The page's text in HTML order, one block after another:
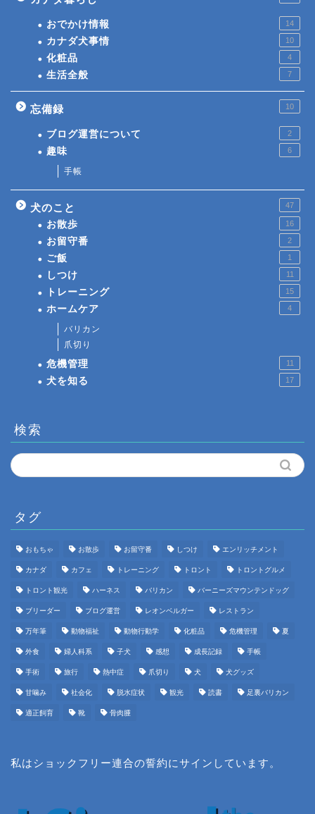
おでかけ情報 14
カナダ犬事情 10
化粧品 4
生活全般 7
忘備録 10
ブログ運営について 2
趣味 6
手帳
犬のこと 47
お散歩 16
お留守番 2
ご飯 1
しつけ 11
トレーニング 15
ホームケア 4
バリカン
爪切り
危機管理 11
犬を知る 17
検索
タグ
おもちゃ お散歩 お留守番 しつけ エンリッチメント
カナダ カフェ トレーニング トロント トロントグルメ
トロント観光 ハーネス バリカン バーニーズマウンテンドッグ
ブリーダー ブログ運営 レオンベルガー レストラン
万年筆 動物福祉 動物行動学 化粧品 危機管理 夏
外食 婦人科系 子犬 感想 成長記録 手帳
手術 旅行 熱中症 爪切り 犬 犬グッズ
甘噛み 社会化 脱水症状 観光 読書 足裏バリカン
適正飼育 靴 骨肉腫
私はショックフリー連合の誓約にサインしています。